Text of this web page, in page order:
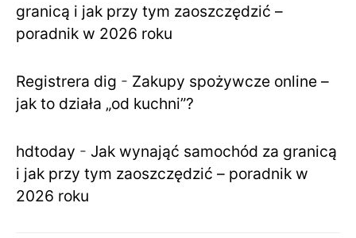
granicą i jak przy tym zaoszczędzić –
poradnik w 2026 roku
Registrera dig - Zakupy spożywcze online –
jak to działa „od kuchni”?
hdtoday - Jak wynająć samochód za granicą
i jak przy tym zaoszczędzić – poradnik w
2026 roku